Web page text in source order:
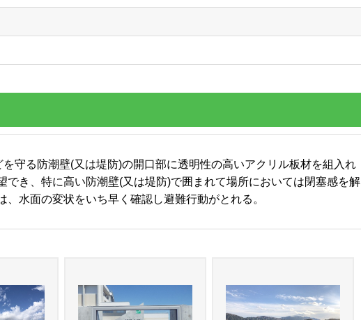
守る防潮壁(又は堤防)の開口部に透明性の高いアクリル板材を組入れ
でき、特に高い防潮壁(又は堤防)で囲まれて場所においては閉塞感を解
水面の変状をいち早く確認し避難行動がとれる。